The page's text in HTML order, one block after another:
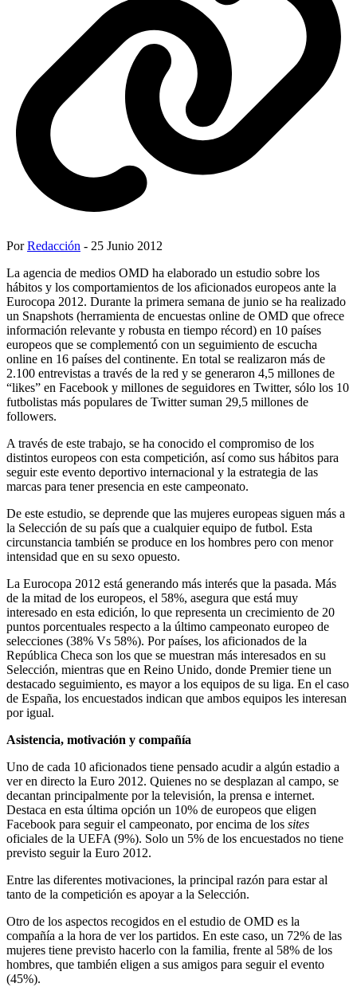
PorRedacción - 25 Junio 2012
La agencia de medios OMD ha elaborado un estudio sobre los
hábitos y los comportamientos de los aficionados europeos ante la
Eurocopa 2012. Durante la primera semana de junio se ha realizado
un Snapshots (herramienta de encuestas online de OMD que ofrece
información relevante y robusta en tiempo récord) en 10 países
europeos que se complementó con un seguimiento de escucha
online en 16 países del continente. En total se realizaron más de
2.100 entrevistas a través de la red y se generaron 4,5 millones de
“likes” en Facebook y millones de seguidores en Twitter, sólo los 10
futbolistas más populares de Twitter suman 29,5 millones de
followers.
A través de este trabajo, se ha conocido el compromiso de los
distintos europeos con esta competición, así como sus hábitos para
seguir este evento deportivo internacional y la estrategia de las
marcas para tener presencia en este campeonato.
De este estudio, se deprende que las mujeres europeas siguen más a
la Selección de su país que a cualquier equipo de futbol. Esta
circunstancia también se produce en los hombres pero con menor
intensidad que en su sexo opuesto.
La Eurocopa 2012 está generando más interés que la pasada. Más
de la mitad de los europeos, el 58%, asegura que está muy
interesado en esta edición, lo que representa un crecimiento de 20
puntos porcentuales respecto a la último campeonato europeo de
selecciones (38% Vs 58%). Por países, los aficionados de la
República Checa son los que se muestran más interesados en su
Selección, mientras que en Reino Unido, donde Premier tiene un
destacado seguimiento, es mayor a los equipos de su liga. En el caso
de España, los encuestados indican que ambos equipos les interesan
por igual.
Asistencia, motivación y compañía
Uno de cada 10 aficionados tiene pensado acudir a algún estadio a
ver en directo la Euro 2012. Quienes no se desplazan al campo, se
decantan principalmente por la televisión, la prensa e internet.
Destaca en esta última opción un 10% de europeos que eligen
Facebook para seguir el campeonato, por encima de los sites
oficiales de la UEFA (9%). Solo un 5% de los encuestados no tiene
previsto seguir la Euro 2012.
Entre las diferentes motivaciones, la principal razón para estar al
tanto de la competición es apoyar a la Selección.
Otro de los aspectos recogidos en el estudio de OMD es la
compañía a la hora de ver los partidos. En este caso, un 72% de las
mujeres tiene previsto hacerlo con la familia, frente al 58% de los
hombres, que también eligen a sus amigos para seguir el evento
(45%).